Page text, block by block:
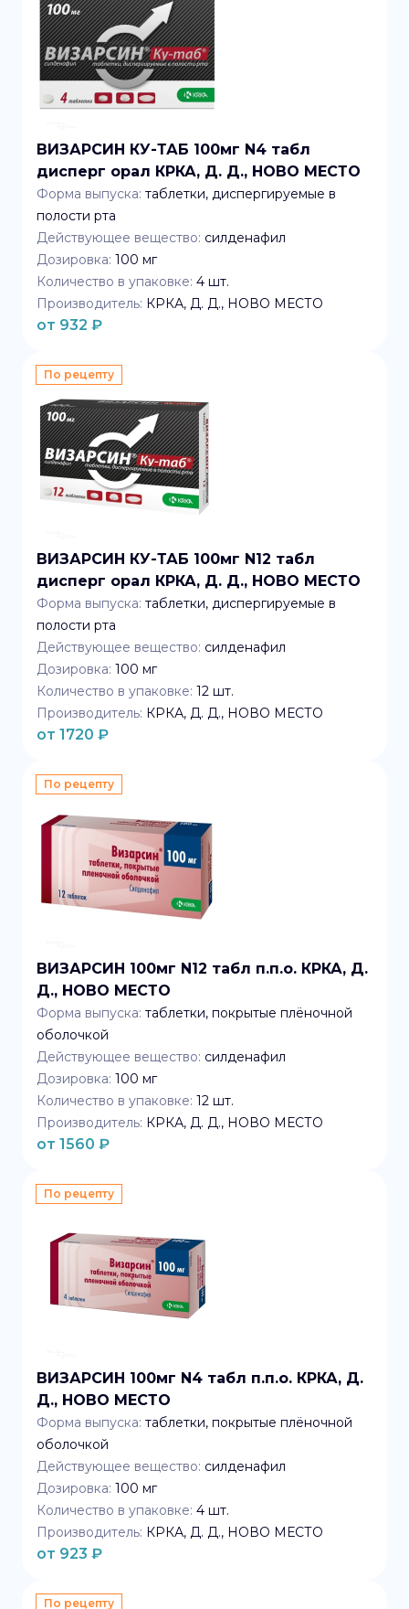
ВИЗАРСИН КУ-ТАБ 100мг N4 табл
дисперг орал КРКА, Д. Д., НОВО МЕСТО
Форма выпуска: таблетки, диспергируемые в
полости рта
Действующее вещество: силденафил
Дозировка: 100 мг
Количество в упаковке: 4 шт.
Производитель: КРКА, Д. Д., НОВО МЕСТО
от 932 ₽
По рецепту
ВИЗАРСИН КУ-ТАБ 100мг N12 табл
дисперг орал КРКА, Д. Д., НОВО МЕСТО
Форма выпуска: таблетки, диспергируемые в
полости рта
Действующее вещество: силденафил
Дозировка: 100 мг
Количество в упаковке: 12 шт.
Производитель: КРКА, Д. Д., НОВО МЕСТО
от 1720 ₽
По рецепту
ВИЗАРСИН 100мг N12 табл п.п.о. КРКА, Д.
Д., НОВО МЕСТО
Форма выпуска: таблетки, покрытые плёночной
оболочкой
Действующее вещество: силденафил
Дозировка: 100 мг
Количество в упаковке: 12 шт.
Производитель: КРКА, Д. Д., НОВО МЕСТО
от 1560 ₽
По рецепту
ВИЗАРСИН 100мг N4 табл п.п.о. КРКА, Д.
Д., НОВО МЕСТО
Форма выпуска: таблетки, покрытые плёночной
оболочкой
Действующее вещество: силденафил
Дозировка: 100 мг
Количество в упаковке: 4 шт.
Производитель: КРКА, Д. Д., НОВО МЕСТО
от 923 ₽
По рецепту